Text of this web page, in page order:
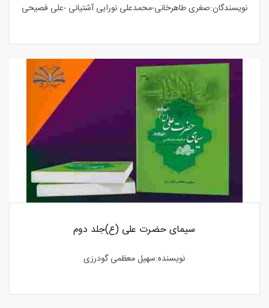
نویسندگان:صغری طاهرخانی-محمدعلی نورایی آشتیانی -علی فصیحی
سیمای حضرت علی (ع)جلد دوم
نویسنده:سهیل معظمی گودرزی